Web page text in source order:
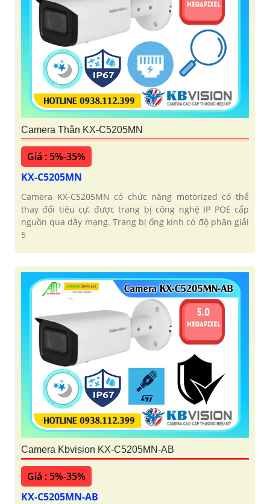
Camera Thân KX-C5205MN
Giá : 5%-35%
KX-C5205MN
Camera KX-C5205MN có chức năng motorized có thể
thay đổi tiêu cự, được trang bị công nghệ IP POE cấp
nguồn qua dây mạng. Trang bị ống kính có độ phân giải
5
Camera Kbvision KX-C5205MN-AB
Giá : 5%-35%
KX-C5205MN-AB